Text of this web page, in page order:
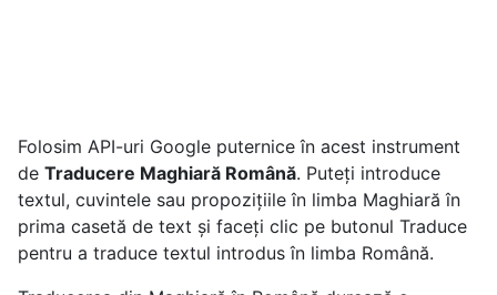
Folosim API-uri Google puternice în acest instrument
de Traducere Maghiară Română. Puteți introduce
textul, cuvintele sau propozițiile în limba Maghiară în
prima casetă de text și faceți clic pe butonul Traduce
pentru a traduce textul introdus în limba Română.